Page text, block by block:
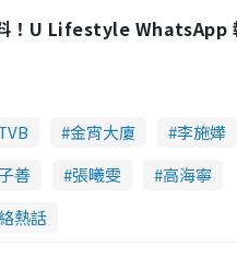
！U Lifestyle WhatsApp
金宵大廈
李施嬅
善 張曦雯
高海寧
熱話